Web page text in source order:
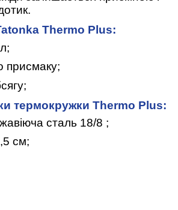
Thermo Plus:
присмаку;
термокружки Thermo Plus:
сталь 18/8 ;
см;